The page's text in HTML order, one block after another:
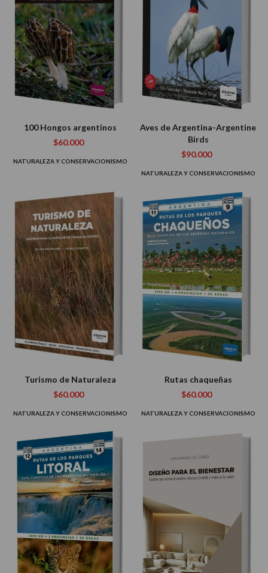
100 Hongos argentinos
$60.000
NATURALEZA Y CONSERVACIONISMO
Aves de Argentina-Argentine
Birds
$90.000
NATURALEZA Y CONSERVACIONISMO
Turismo de Naturaleza
$60.000
NATURALEZA Y CONSERVACIONISMO
Rutas chaqueñas
$60.000
NATURALEZA Y CONSERVACIONISMO